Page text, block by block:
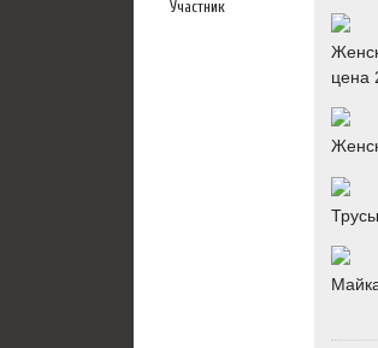
Участник
цена